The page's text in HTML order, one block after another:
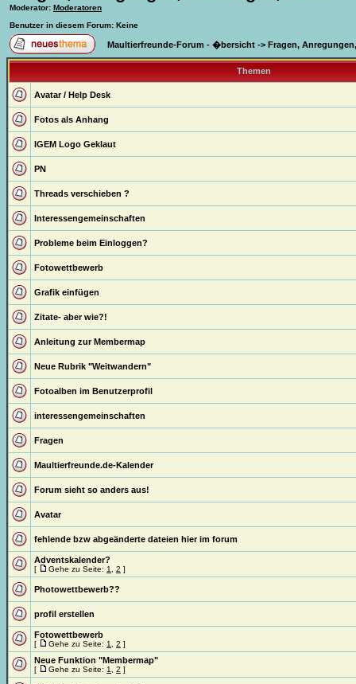
Moderator: Moderatoren
Benutzer in diesem Forum: Keine
Maultierfreunde-Forum - �bersicht -> Fragen,
Themen
Avatar / Help Desk
Fotos als Anhang
IGEM Logo Geklaut
PN
Threads verschieben ?
Interessengemeinschaften
Probleme beim Einloggen?
Fotowettbewerb
Grafik einfügen
Zitate- aber wie?!
Anleitung zur Membermap
Neue Rubrik "Weitwandern"
Fotoalben im Benutzerprofil
interessengemeinschaften
Fragen
Maultierfreunde.de-Kalender
Forum sieht so anders aus!
Avatar
fehlende bzw abgeänderte dateien hier im forum
Adventskalender?
[ Gehe zu Seite: 1 2 ]
Photowettbewerb??
profil erstellen
Fotowettbewerb
[ Gehe zu Seite: 1 2 ]
Neue Funktion "Membermap"
[ Gehe zu Seite: 1 2 ]